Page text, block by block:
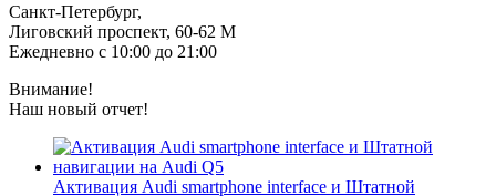
Санкт-Петербург,
Лиговский проспект, 60-62 М
Ежедневно с 10:00 до 21:00
Внимание!
Наш новый отчет!
Активация Audi smartphone interface и Штатной